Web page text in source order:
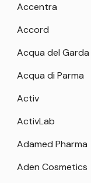
Accentra
Accord
Acqua del Garda
Acqua di Parma
Activ
ActivLab
Adamed Pharma
Aden Cosmetics